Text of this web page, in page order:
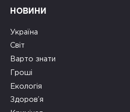
НОВИНИ
Україна
Світ
Варто знати
Гроші
Екологія
Здоров’я